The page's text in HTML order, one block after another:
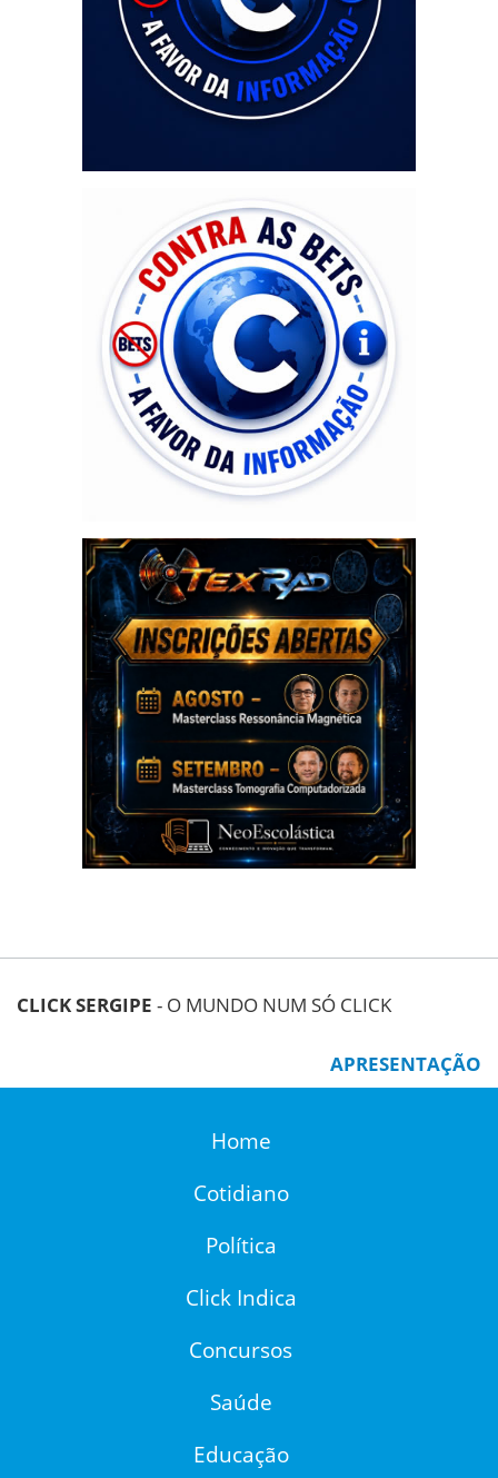
CLICK SERGIPE - O MUNDO NUM SÓ CLICK
APRESENTAÇÃO
Home
Cotidiano
Política
Click Indica
Concursos
Saúde
Educação